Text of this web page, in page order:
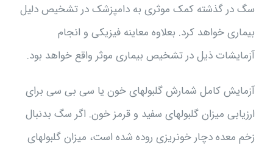
سگ در گذشته کمک موثری به دامپزشک در تشخیص دلیل
بیماری خواهد کرد. بعلاوه معاینه فیزیکی و انجام
آزمایشات ذیل در تشخیص بیماری موثر واقع خواهد بود.
آزمایش کامل شمارش گلبولهای خون یا سی بی سی برای
ارزیابی میزان گلبولهای سفید و قرمز خون. اگر سگ بدنبال
زخم معده دچار خونریزی روده شده است، میزان گلبولهای